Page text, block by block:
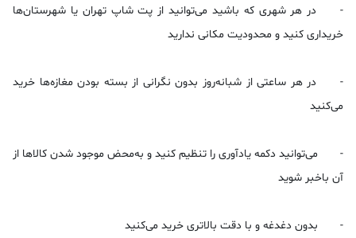
-
در هر شهری که باشید می‌توانید از پت شاپ تهران یا شهرستان‌ها
خریداری کنید و محدودیت مکانی ندارید
-
در هر ساعتی از شبانه‌روز بدون نگرانی از بسته بودن مغازه‌ها خرید
می‌کنید
-
می‌توانید دکمه یادآوری را تنظیم کنید و به‌محض موجود شدن کالاها از
آن باخبر شوید
- بدون دغدغه و با دقت بالاتری خرید می‌کنید